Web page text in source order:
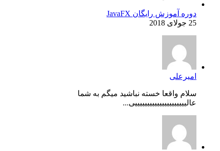
دوره آموزش رایگان JavaFX
25 جولای 2018
امیرعلی
سلام واقعا خسته نباشید میگم به شما
عالیییییییییییییییییییییی...